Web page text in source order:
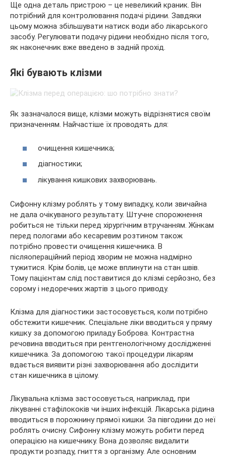
Ще одна деталь пристрою – це невеликий краник. Він
потрібний для контролювання подачі рідини. Завдяки
цьому можна збільшувати натиск води або лікарського
засобу. Регулювати подачу рідини необхідно після того,
як наконечник вже введено в задній прохід.
Які бувають клізми
Як зазначалося вище, клізми можуть відрізнятися своїм
призначенням. Найчастіше їх проводять для:
очищення кишечника;
діагностики;
лікування кишкових захворювань.
Сифонну клізму роблять у тому випадку, коли звичайна
не дала очікуваного результату. Штучне спорожнення
робиться не тільки перед хірургічним втручанням. Жінкам
перед пологами або кесаревим розтином також
потрібно провести очищення кишечника. В
післяопераційний період хворим не можна надмірно
тужитися. Крім болів, це може вплинути на стан швів.
Тому пацієнтам слід поставитися до клізмі серйозно, без
сорому і недоречних жартів з цього приводу.
Клізма для діагностики застосовується, коли потрібно
обстежити кишечник. Спеціальне ліки вводиться у пряму
кишку за допомогою приладу Боброва. Контрастна
речовина вводиться при рентгенологічному дослідженні
кишечника. За допомогою такої процедури лікарям
вдається виявити різні захворювання або дослідити
стан кишечника в цілому.
Лікувальна клізма застосовується, наприклад, при
лікуванні стафілококів чи інших інфекцій. Лікарська рідина
вводиться в порожнину прямої кишки. За півгодини до неї
роблять очисну. Сифонну клізму можуть робити перед
операцією на кишечнику. Вона дозволяє видалити
продукти розпаду, гниття з організму. Але основним